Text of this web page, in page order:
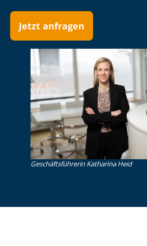
Jetzt anfragen
Ge­schäfts­füh­re­rin Katharina Heid